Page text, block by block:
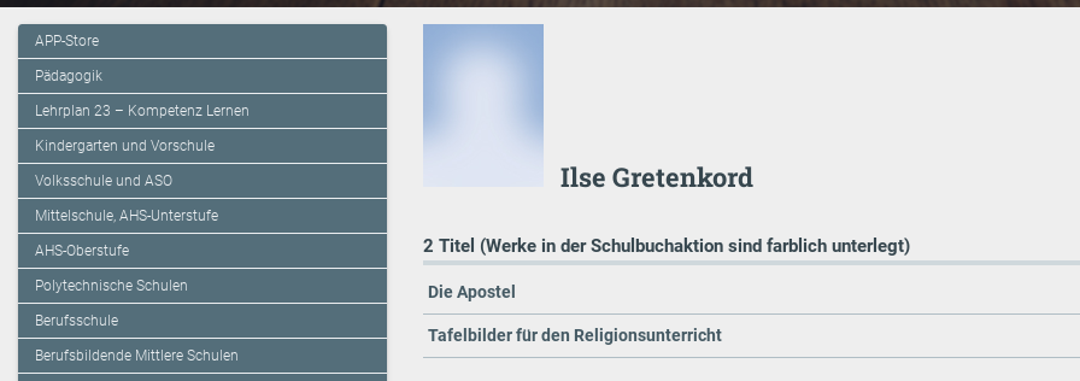
APP-Store
Pädagogik
Lehrplan 23 – Kompetenz Lernen
Kindergarten und Vorschule
Volksschule und ASO
Mittelschule, AHS-Unterstufe
AHS-Oberstufe
Polytechnische Schulen
Berufsschule
Berufsbildende Mittlere Schulen
Ilse Gretenkord
2 Titel (Werke in der Schulbuchaktion sind farblich unterlegt)
Die Apostel
Tafelbilder für den Religionsunterricht